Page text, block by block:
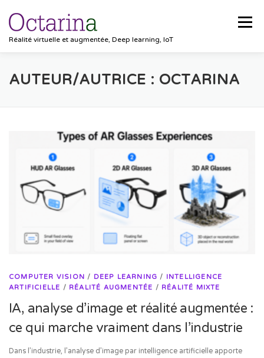
Réalité virtuelle et augmentée, Deep learning, IoT
Menu
ACCUEIL PROJETS SOLUTIONS
CONTACT
AUTEUR/AUTRICE : OCTARINA
COMPUTER VISION / DEEP LEARNING / INTELLIGENCE
ARTIFICIELLE / RÉALITÉ AUGMENTÉE / RÉALITÉ MIXTE
IA, analyse d’image et réalité augmentée :
ce qui marche vraiment dans l’industrie
Dans l’industrie, l’analyse d’image par intelligence artificielle apporte